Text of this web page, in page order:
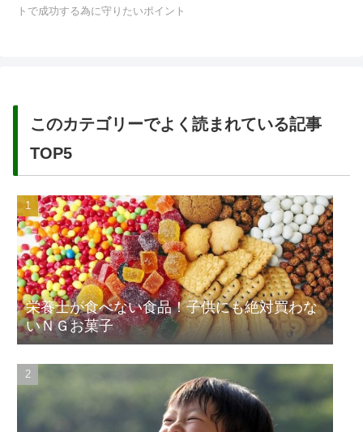
トで成功する為に守りたいポイント
このカテゴリーでよく読まれている記事
TOP5
栄養士が食べない食品！子供にも絶対買わな
いＮＧお菓子